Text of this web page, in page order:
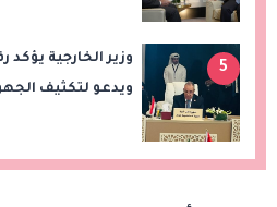
5
وزير الخارجية
ويدعو لتكثيف